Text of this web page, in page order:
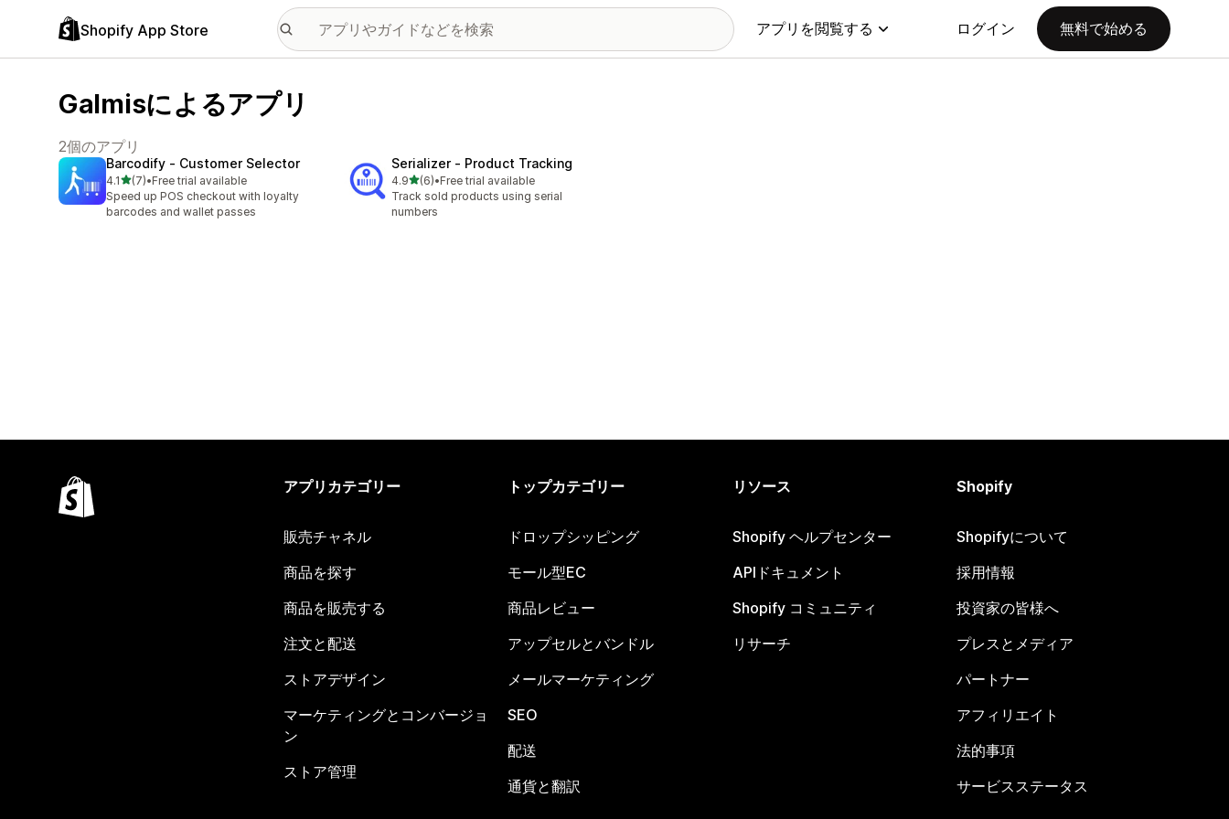
Shopify App Store アプリを閲覧する ログイン 無料で始める
Galmisによるアプリ
2個のアプリ
Barcodify ‑ Customer Selector
4.15つ星中
(7)
合計レビュー数：7件
•Free trial available
Speed up POS checkout with loyalty
barcodes and wallet passes
Serializer ‑ Product Tracking
4.95つ星中
(6)
合計レビュー数：6件
•Free trial available
Track sold products using serial
numbers
アプリカテゴリー
販売チャネル
商品を探す
商品を販売する
注文と配送
ストアデザイン
マーケティングとコンバージョ
ン
ストア管理
トップカテゴリー
ドロップシッピング
モール型EC
商品レビュー
アップセルとバンドル
メールマーケティング
SEO
配送
通貨と翻訳
リソース
Shopify ヘルプセンター
APIドキュメント
Shopify コミュニティ
リサーチ
Shopify
Shopifyについて
採用情報
投資家の皆様へ
プレスとメディア
パートナー
アフィリエイト
法的事項
サービスステータス